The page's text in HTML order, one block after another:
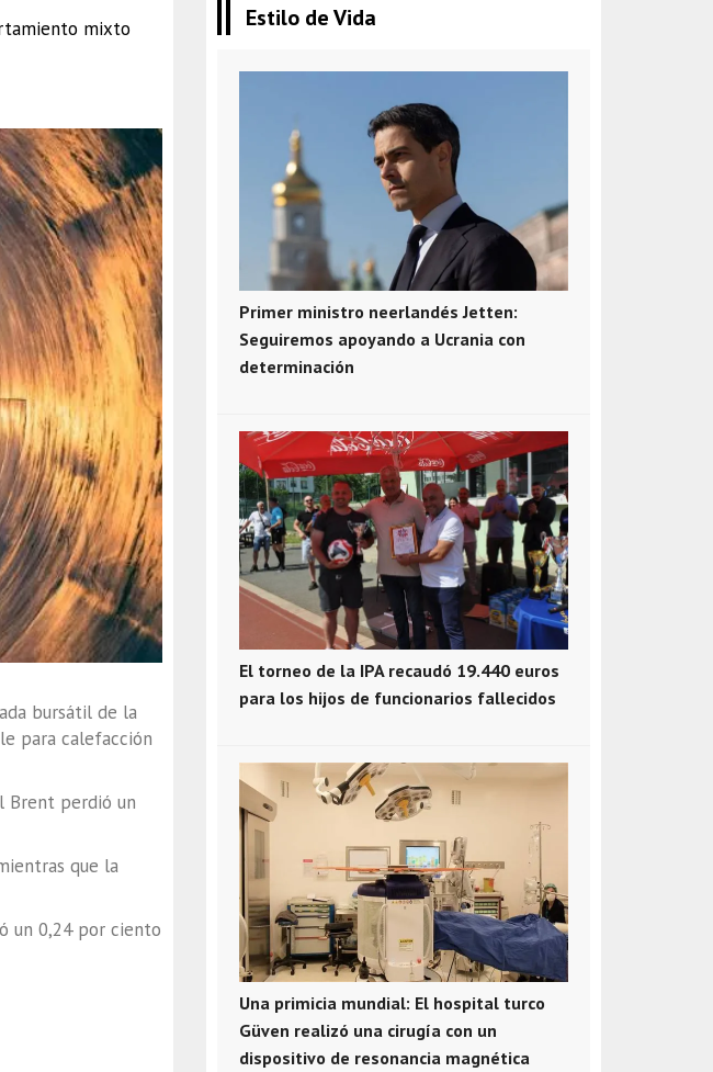
mixto
bursátil de la
para calefacción
Brent perdió un
que la
un 0,24 por ciento
Estilo de Vida
Primer ministro neerlandés Jetten:
Seguiremos apoyando a Ucrania con
determinación
El torneo de la IPA recaudó 19.440 euros
para los hijos de funcionarios fallecidos
Una primicia mundial: El hospital turco
Güven realizó una cirugía con un
dispositivo de resonancia magnética